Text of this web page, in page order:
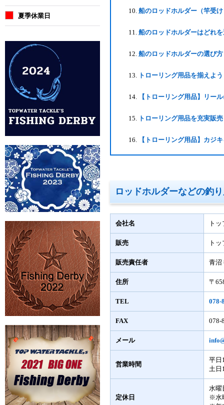
夏季休業日
船のロッドホルダー（竿受
船のロッドホルダーはどれ
船のロッドホルダーの選び
トローリング用品を揃えよ
【トローリング用品】リー
トローリング用品を充実販
【トローリング用品】カジ
ロッドホルダーなどの釣
会社名 ト
販売 ト
販売責任者 青沼
住所 〒
TEL 078-
FAX 078-
メール
営業時間
平日
土日
定休日
水曜
※水